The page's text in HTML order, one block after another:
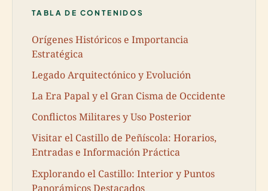
TABLA DE CONTENIDOS
Orígenes Históricos e Importancia
Estratégica
Legado Arquitectónico y Evolución
La Era Papal y el Gran Cisma de Occidente
Conflictos Militares y Uso Posterior
Visitar el Castillo de Peñíscola: Horarios,
Entradas e Información Práctica
Explorando el Castillo: Interior y Puntos
Panorámicos Destacados